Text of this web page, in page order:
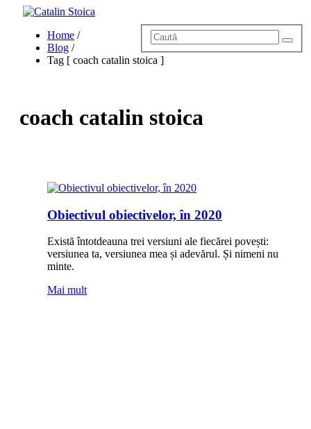
Blog
Povestea lui Cătălin
Servicii
Home /
Blog /
Tag [ coach catalin stoica ]
coach catalin stoica
Obiectivul obiectivelor, în 2020
Există întotdeauna trei versiuni ale fiecărei povești:
versiunea ta, versiunea mea și adevărul. Și nimeni nu
minte.
Mai mult